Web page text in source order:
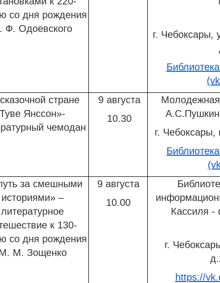
со дня рождения
Ф. Одоевского
г. Чебоксары,
стране
Туве Янссон»-
чемодан
9 августа
10.30
г.
за смешными
историями» –
литературное
к 130-
со дня рождения
М. Зощенко
9 августа
10.00
Кассиля
г.
https://